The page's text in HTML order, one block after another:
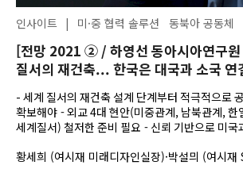
인사이트 | 미·중 협력 솔루션 동북아 공동체
[전망 2021 ② / 하영선 동아시아연구
질서의 재건축... 한국은 대국과 소국 연
역할해야”
- 세계 질서의 재건축 설계 단계부터 적극적으로
확보해야 - 외교 4대 현안(미중관계, 남북관계, 한
세계질서) 철저한 준비 필요 - 신뢰 기반으로 미국
황세희 (여시재 미래디자인실장)·박설믜 (여시재